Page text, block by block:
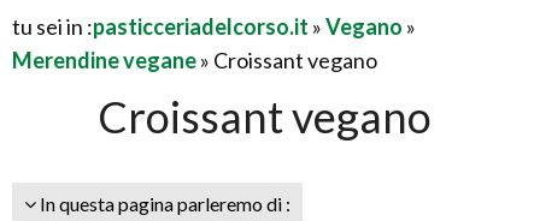
tu sei in :pasticceriadelcorso.it »Vegano »
Merendine vegane» Croissant vegano
Croissant vegano
In questa pagina parleremo di :